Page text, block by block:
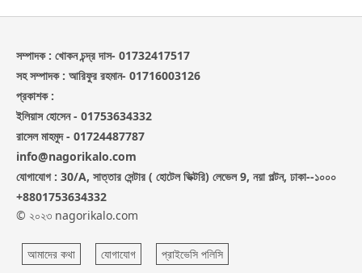
সম্পাদক : খোকন চন্দ্র দাস- 01732417517
সহ সম্পাদক : আরিফুর রহমান- 01716003126
প্রকাশক :
ইলিয়াস হোসেন - 01753634332
রাসেল মাহমুদ - 01724487787
info@nagorikalo.com
যোগাযোগ : 30/A, সাত্তার সেন্টার ( হোটেল ভিক্টরি) লেভেল 9, নয়া পল্টন, ঢাকা--১০০০
+8801753634332
© ২০২৩ nagorikalo.com
আমাদের কথা যোগাযোগ প্রাইভেসি পলিসি